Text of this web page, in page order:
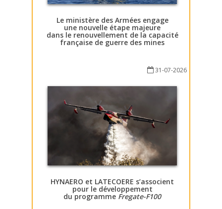
Le ministère des Armées engage
une nouvelle étape majeure
dans le renouvellement de la capacité
française de guerre des mines
31-07-2026
HYNAERO et LATECOERE s’associent
pour le développement
du programme Fregate-F100